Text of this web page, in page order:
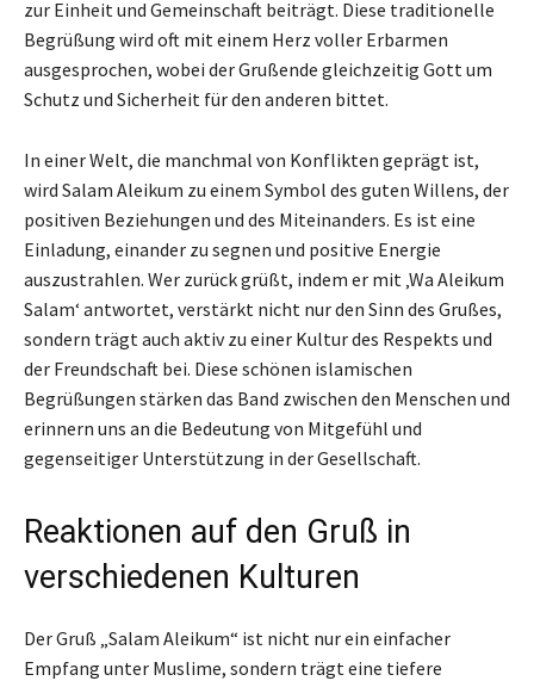
zur Einheit und Gemeinschaft beiträgt. Diese traditionelle
Begrüßung wird oft mit einem Herz voller Erbarmen
ausgesprochen, wobei der Grußende gleichzeitig Gott um
Schutz und Sicherheit für den anderen bittet.
In einer Welt, die manchmal von Konflikten geprägt ist,
wird Salam Aleikum zu einem Symbol des guten Willens, der
positiven Beziehungen und des Miteinanders. Es ist eine
Einladung, einander zu segnen und positive Energie
auszustrahlen. Wer zurück grüßt, indem er mit ‚Wa Aleikum
Salam‘ antwortet, verstärkt nicht nur den Sinn des Grußes,
sondern trägt auch aktiv zu einer Kultur des Respekts und
der Freundschaft bei. Diese schönen islamischen
Begrüßungen stärken das Band zwischen den Menschen und
erinnern uns an die Bedeutung von Mitgefühl und
gegenseitiger Unterstützung in der Gesellschaft.
Reaktionen auf den Gruß in
verschiedenen Kulturen
Der Gruß „Salam Aleikum“ ist nicht nur ein einfacher
Empfang unter Muslime, sondern trägt eine tiefere